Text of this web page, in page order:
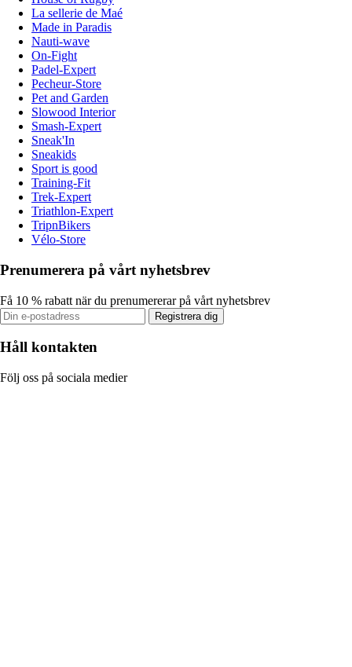
La sellerie de Maé
Made in Paradis
Nauti-wave
On-Fight
Padel-Expert
Pecheur-Store
Pet and Garden
Slowood Interior
Smash-Expert
Sneak'In
Sneakids
Sport is good
Training-Fit
Trek-Expert
Triathlon-Expert
TripnBikers
Vélo-Store
Prenumerera på vårt nyhetsbrev
Få 10 % rabatt när du prenumererar på vårt nyhetsbrev
Registrera dig
Håll kontakten
Följ oss på sociala medier